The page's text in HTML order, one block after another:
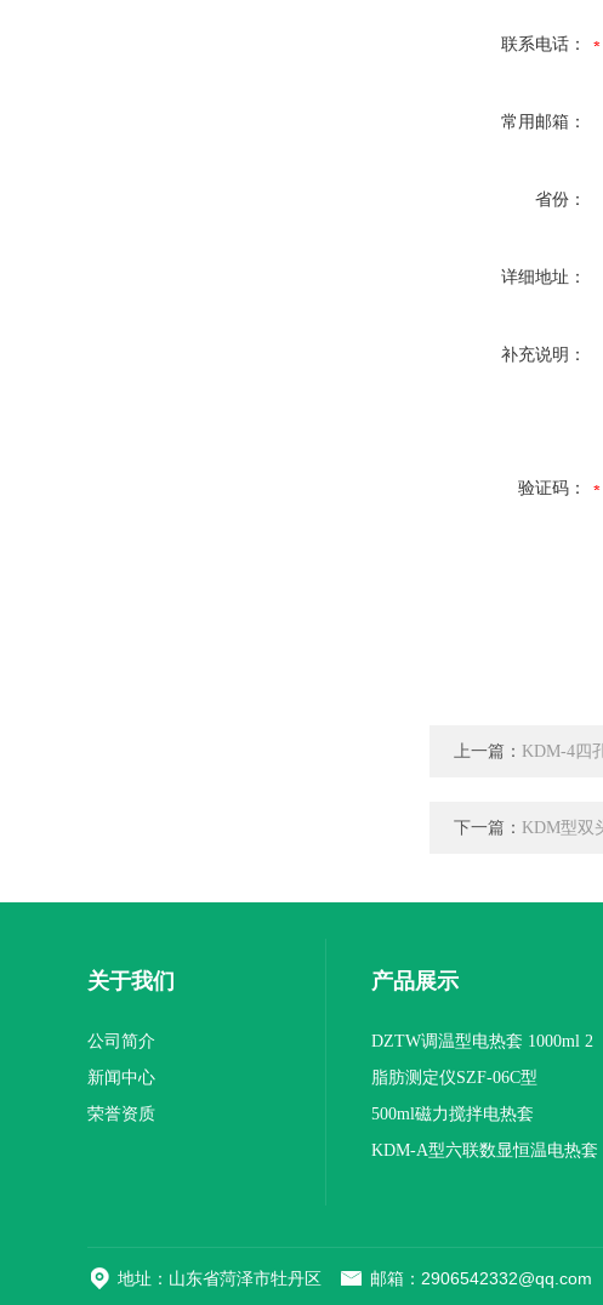
联系电话：
常用邮箱：
省份：
详细地址：
补充说明：
验证码：
上一篇： KDM-4四
下一篇： KDM型双
关于我们
公司简介
新闻中心
荣誉资质
产品展示
DZTW调温型电热套 1000ml 2
联
脂肪测定仪SZF-06C型
500ml磁力搅拌电热套
KDM-A型六联数显恒温电热套
地址：山东省菏泽市牡丹区 邮箱：2906542332@qq.com